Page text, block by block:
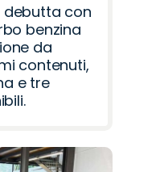
debutta con
benzina
da
contenuti,
e tre